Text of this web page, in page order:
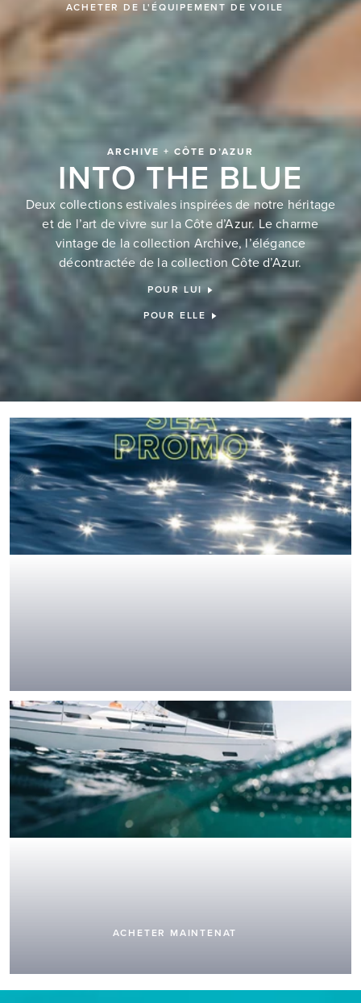
ACHETER DE L'ÉQUIPEMENT DE VOILE
ARCHIVE + CÔTE D’AZUR
INTO THE BLUE
Deux collections estivales inspirées de notre héritage
et de l’art de vivre sur la Côte d’Azur. Le charme
vintage de la collection Archive, l’élégance
décontractée de la collection Côte d’Azur.
POUR LUI
POUR ELLE
ACHETER MAINTENAT